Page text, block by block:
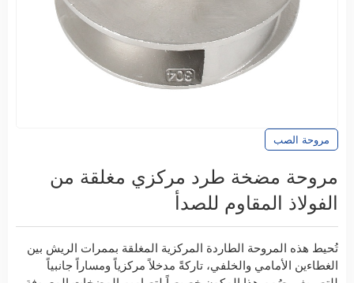
مروحة الصب
مروحة مضخة طرد مركزي مغلقة من
الفولاذ المقاوم للصدأ
تُحيط هذه المروحة الطاردة المركزية المغلقة بممرات الريش بين
الغطاءين الأمامي والخلفي، تاركةً مدخلاً مركزياً ومساراً جانبياً